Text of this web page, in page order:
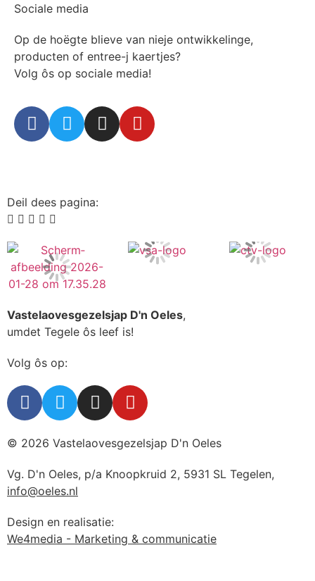
Sociale media
Op de hoëgte blieve van nieje ontwikkelinge,
producten of entree-j kaertjes?
Volg ôs op sociale media!
Deil dees pagina:
Vastelaovesgezelsjap D'n Oeles,
umdet Tegele ôs leef is!
Volg ôs op:
© 2026 Vastelaovesgezelsjap D'n Oeles
Vg. D'n Oeles, p/a Knoopkruid 2, 5931 SL Tegelen,
info@oeles.nl
Design en realisatie:
We4media - Marketing & communicatie